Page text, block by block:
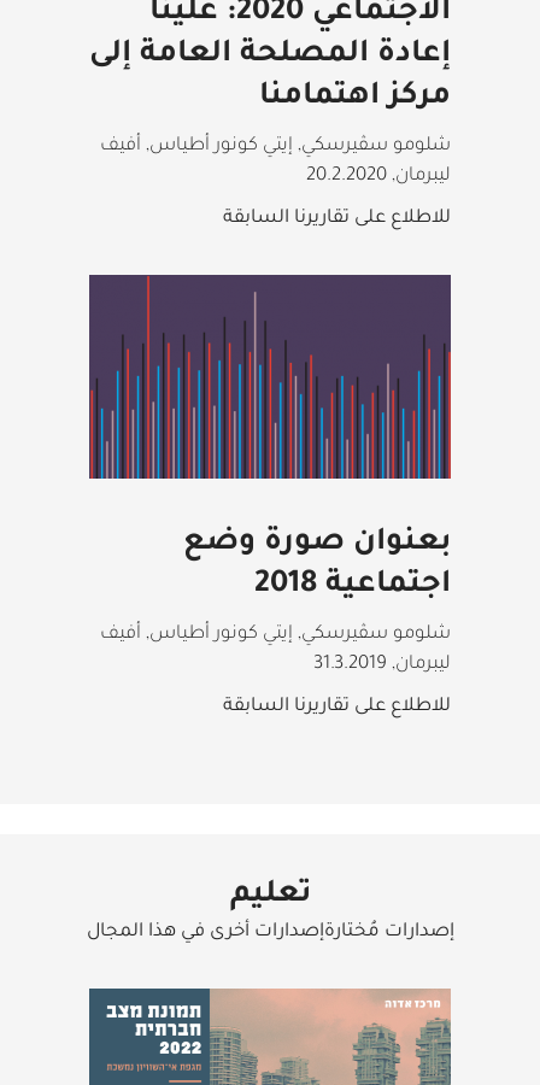
الاجتماعي 2020: علينا
إعادة المصلحة العامة إلى
مركز اهتمامنا
شلومو سڤيرسكي, إيتي كونور أطياس, أفيف
ليبرمان,
20.2.2020
للاطلاع على تقاريرنا السابقة
بعنوان صورة وضع
اجتماعية 2018
شلومو سڤيرسكي, إيتي كونور أطياس, أفيف
ليبرمان,
31.3.2019
للاطلاع على تقاريرنا السابقة
تعليم
إصدارات مُختارةإصدارات أخرى في هذا المجال